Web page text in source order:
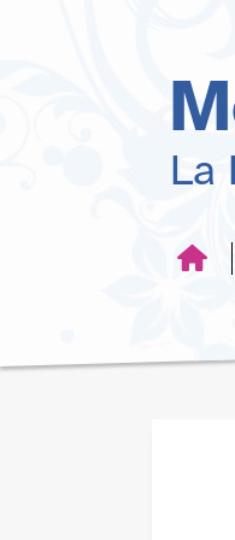
recherche
La